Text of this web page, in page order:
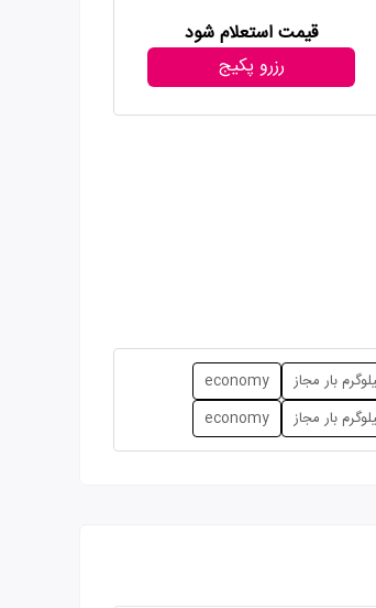
قیمت استعلام شود
رزرو پکیج
economy
economy